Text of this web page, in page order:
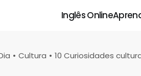
Inglês Online
Cultura 10 Curiosidades